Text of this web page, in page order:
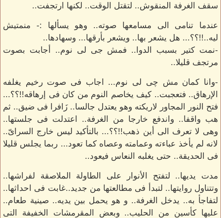
سقف الغرفة المنقوش.. لتقتل الوقت.. لكنها ارتجفت..
عندما تنامى الى مسامعها صوته.. وهو يسألها :- منمتيش
ليه..!!؟؟... هل يشعر بها.. ويشعر بأرقها... وسهادها..
-نمت كتير بسبب الدوا.. فمش جى لى نوم.. أجابت بصوت
مرتجف قليلا..
-وانا كمان مش چى لى نوم... اجاب فى صوت رخيم يغلفه
الإرهاق.. فتعجبت.. كيف يخاصم النوم من كان فى إرهاقه!!؟؟...
فتح النور المجاور لاريكته وهو يعتدل جالسا.. زَافرا فى ضيق.. ثم
هب واقفا.. واندفع خارجا من الغرفة.. اعتدلت فى جلستها..
وهى لا تعرف الى أين ذهب!!؟؟... بالتأكيد ليس خارج السراىّ..
لانه لم يأخذ عباءته وعمامته وعصاه كما تعود... ربما يجلس قليلا
فى الحديقة.. حتى يغلبه النعاس فيعود..
مدت يديها.. لتفتح الأنوار على الطاولة الملاصقة لفراشها..
وتتناول روايتها.. لتبدأ فى مطالعتها من جديد..غابت فى احداثها..
لتفاجأ به.. يدخل الغرفة.. و هو يحمل بين يديه.. صينية طعام..
عليها كأسين من الحليب.. وبعض المقرمشات الخفيفة التى